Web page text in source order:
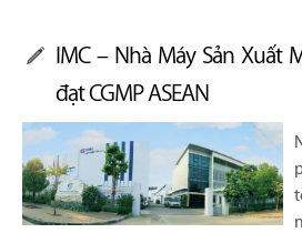
IMC – Nhà Máy Sản Xuất
đạt CGMP ASEAN